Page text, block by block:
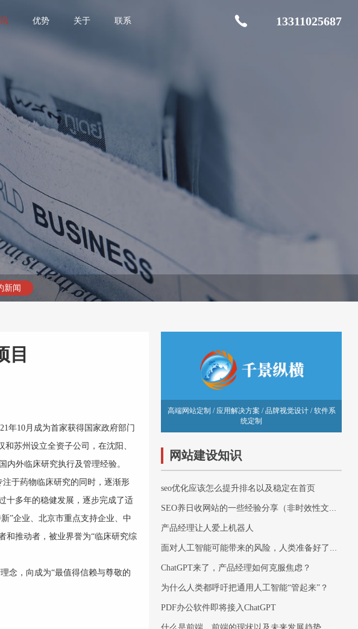
优势 关于 联系 13311025687
新闻
目
年10月成为首家获得国家政府部门
苏州设立全资子公司，在沈阳、
内外临床研究执行及管理经验。
于药物临床研究的同时，逐渐形
十多年的稳健发展，逐步完成了适
”企业、北京市重点支持企业、中
和推动者，被业界誉为“临床研究综
念，向成为“最值得信赖与尊敬的
高端网站定制 / 应用解决方案 / 品牌视觉设计 / 软件系
统定制
网站建设知识
seo优化应该怎么提升排名以及稳定在首页
SEO养日收网站的一些经验分享（非时效性文章）
产品经理让人爱上机器人
面对人工智能可能带来的风险，人类准备好了吗？
ChatGPT来了，产品经理如何克服焦虑？
为什么人类都呼吁把通用人工智能“管起来”？
PDF办公软件即将接入ChatGPT